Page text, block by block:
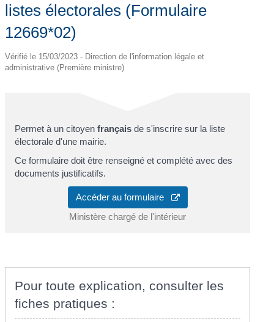
listes électorales (Formulaire
12669*02)
Vérifié le 15/03/2023 - Direction de l'information légale et
administrative (Première ministre)
Permet à un citoyenfrançais de s'inscrire sur la liste
électorale d'une mairie.
Ce formulaire doit être renseigné et complété avec des
documents justificatifs.
Accéder au formulaire
Ministère chargé de l'intérieur
Pour toute explication, consulter les
fiches pratiques :